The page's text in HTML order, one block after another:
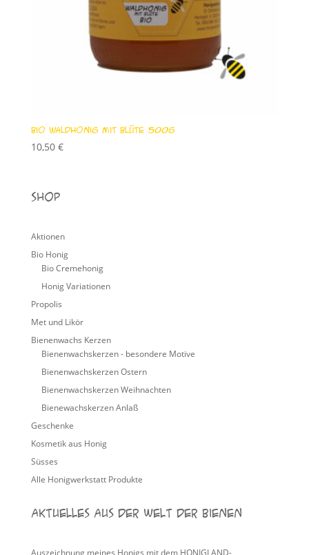
Bio Waldhonig mit Blüte 500g
10,50 €
Shop
Aktionen
Bio Honig
Bio Cremehonig
Honig Variationen
Propolis
Met und Likör
Bienenwachs Kerzen
Bienenwachskerzen - besondere Motive
Bienenwachskerzen Ostern
Bienenwachskerzen Weihnachten
Bienewachskerzen Anlaß
Geschenke
Kosmetik aus Honig
Süsses
Alle Honigwerkstatt Produkte
Aktuelles aus der Welt der Bienen